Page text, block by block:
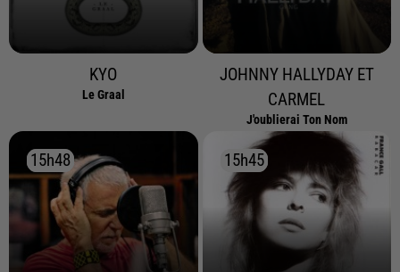
KYO
Le Graal
JOHNNY HALLYDAY ET
CARMEL
J'oublierai Ton Nom
15h48
15h48 15h45
15h45